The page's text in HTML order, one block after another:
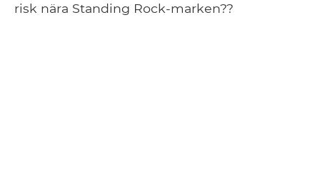
risk nära Standing Rock-marken??